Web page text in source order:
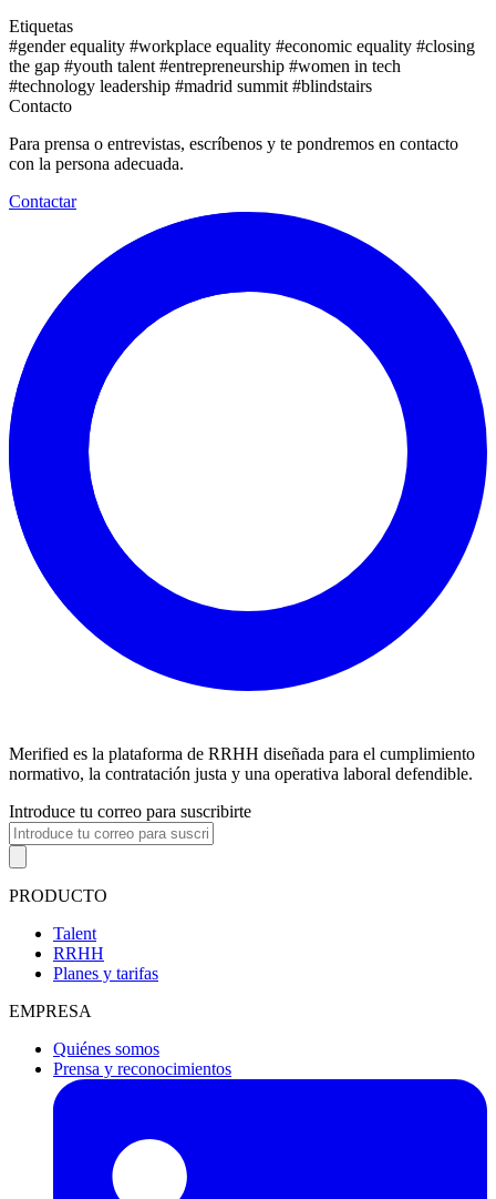
Etiquetas
#gender equality #workplace equality #economic equality #closing
the gap #youth talent#entrepreneurship #women in tech
#technology leadership #madrid summit#blindstairs
Contacto
Para prensa o entrevistas, escríbenos y te pondremos en contacto
con la persona adecuada.
Contactar
Merified es la plataforma de RRHH diseñada para el cumplimiento
normativo, la contratación justa y una operativa laboral defendible.
Introduce tu correo para suscribirte
PRODUCTO
Talent
RRHH
Planes y tarifas
EMPRESA
Quiénes somos
Prensa y reconocimientos